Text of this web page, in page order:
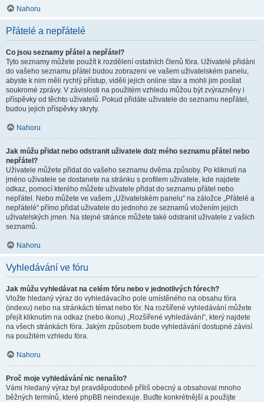
Nahoru
Přátelé a nepřátelé
Co jsou seznamy přátel a nepřátel?
Tyto seznamy můžete použít k rozdělení ostatních členů fóra. Uživatelé přidáni
do vašeho seznamu přátel budou zobrazeni ve vašem uživatelském panelu,
abyste k nim měli rychlý přístup, viděli jejich online stav a mohli jim posílat
soukromé zprávy. V závislosti na použitém vzhledu můžou být zvýrazněny i
příspěvky od těchto uživatelů. Pokud přidáte uživatele do seznamu nepřátel,
budou jejich příspěvky skryty.
Nahoru
Jak můžu přidat nebo odstranit uživatele do/z mého seznamu přátel nebo
nepřátel?
Uživatele můžete přidat do vašeho seznamu dvěma způsoby. Po kliknutí na
jméno uživatele se dostanete na stránku s profilem uživatele, kde najdete
odkaz, pomocí kterého můžete uživatele přidat do seznamu přátel nebo
nepřátel. Nebo můžete ve vašem „Uživatelském panelu“ na záložce „Přátelé a
nepřátelé“ přímo přidat uživatele do jednoho ze seznamů vložením jejich
uživatelských jmen. Na stejné stránce můžete také odstranit uživatele z vašich
seznamů.
Nahoru
Vyhledávání ve fóru
Jak můžu vyhledávat na celém fóru nebo v jednotlivých fórech?
Vložte hledaný výraz do vyhledávacího pole umístěného na obsahu fóra
(indexu) nebo na stránkách témat nebo fór. Na rozšířené vyhledávání můžete
přejít kliknutím na odkaz (nebo ikonu) „Rozšířené vyhledávání“, který najdete
na všech stránkách fóra. Jakým způsobem bude vyhledávání dostupné závisí
na použitém vzhledu fóra.
Nahoru
Proč moje vyhledávání nic nenašlo?
Vámi hledaný výraz byl pravděpodobně příliš obecný a obsahoval mnoho
běžných termínů, které phpBB neindexuje. Buďte konkrétnější a použijte